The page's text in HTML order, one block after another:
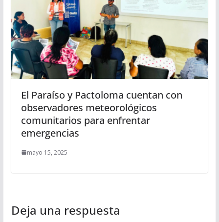
El Paraíso y Pactoloma cuentan con
observadores meteorológicos
comunitarios para enfrentar
emergencias
mayo 15, 2025
Deja una respuesta